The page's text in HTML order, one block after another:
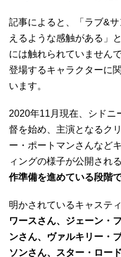
記事によると、「ラブ&
えるような感触がある」
には触れられていません
登場するキャラクターに
います。
2020年11月現在、シドニ
督を始め、主演となるク
ー・ポートマンさんなど
ィングの様子が公開される
作準備を進めている段階で
明かされているキャスティ
ワースさん、ジェーン・
ンさん、ヴァルキリー・
ソンさん、スター・ロー